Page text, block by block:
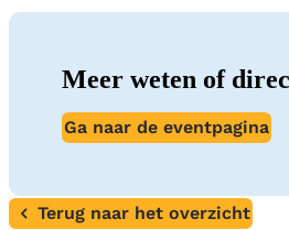
Meer weten of
Ga naar de eventpagina
Terug naar het overzicht